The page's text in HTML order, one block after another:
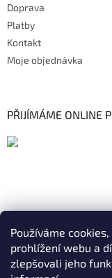
Používáme
prohlížení webu a
zlepšovali jeho
Doprava
Platby
Kontakt
Moje objednávka
PŘIJÍMÁME ONLINE